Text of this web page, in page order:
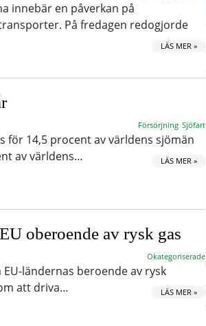
innebär en påverkan på
På fredagen redogjorde
LÄS MER »
Försörjning Sjöfart
för 14,5 procent av världens sjömän
av världens…
LÄS MER »
oberoende av rysk gas
Okategoriserade
ländernas beroende av rysk
att driva…
LÄS MER »